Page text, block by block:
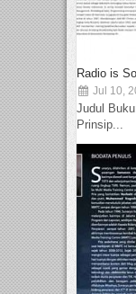
Radio is
Jul 10,
Judul
Prinsip...